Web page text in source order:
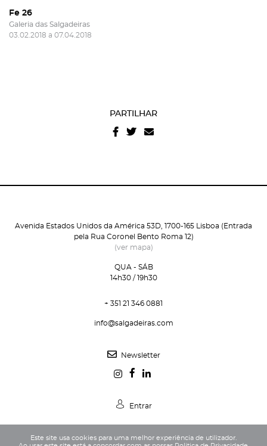
Fe 26
Galeria das Salgadeiras
03.02.2018 a 07.04.2018
PARTILHAR
Avenida Estados Unidos da América 53D, 1700-165 Lisboa (Entrada
pela Rua Coronel Bento Roma 12)
(ver mapa)
QUA - SÁB
14h30 / 19h30
+ 351 21 346 0881
info@salgadeiras.com
Newsletter
Entrar
Este site usa cookies para uma melhor experiência de utilizador.